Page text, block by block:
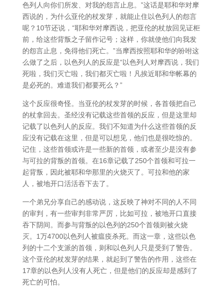
色列人向你们所发、对我的怨言止息。”这话是耶和华对摩
西说的，为什么亚伦的杖发芽，就能止住以色列人的怨言
呢？10节还说，“耶和华对摩西说，把亚伦的杖放回见证柜
前，给这些背叛之子留作记号；这样，你就使他们向我发
的怨言止息，免得他们死亡。”当摩西按照耶和华的吩咐这
么做了之后，以色列人的反应是“以色列人对摩西说，我们
死啦，我们灭亡啦，我们都灭亡啦！凡挨近耶和华帐幕的
是必死的。难道我们都要死么？”
这个反应很奇怪。当亚伦的杖发芽的时候，各首领把自己
的杖拿回去。圣经没有记载这些首领的反应，但是这里却
记载了以色列人的反应。我们不知道为什么这些首领的反
应没有记载在这里，但是可以想见，他们也是很吃惊的。
记住，这些首领或许是一些新的首领，或者至少是没有参
与可拉的背叛的首领。在16章记载了250个首领和可拉一
起背叛，因此被耶和华那里的火烧灭了。可拉和他的家
人，被地开口活活吞下去了。
一个弟兄分享自己的感动说，这反映了神对不同的人不同
的审判，有一些审判非常严厉，比如可拉，被地开口直接
吞下阴间。而参与背叛的以色列的250个首领则被火烧
灭。1万4700以色列人被瘟疫杀死。而这一章，这些以色
列的十二个支派的首领，则和以色列人只是受到了警告。
这个亚伦的杖发芽的结果，就起到了警告的作用，这些在
17章的以色列人没有人死亡，但是他们的反应却是感到了
死亡的可怕。